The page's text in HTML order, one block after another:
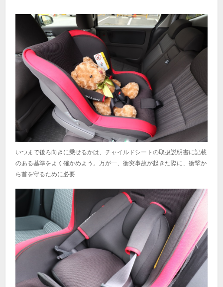
いつまで後ろ向きに乗せるかは、チャイルドシートの取扱説明書に記載
のある基準をよく確かめよう。万が一、衝突事故が起きた際に、衝撃か
ら首を守るために必要